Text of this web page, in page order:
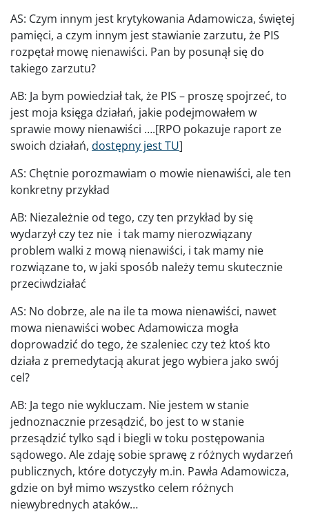
AS: Czym innym jest krytykowania Adamowicza, świętej
pamięci, a czym innym jest stawianie zarzutu, że PIS
rozpętał mowę nienawiści. Pan by posunął się do
takiego zarzutu?
AB: Ja bym powiedział tak, że PIS – proszę spojrzeć, to
jest moja księga działań, jakie podejmowałem w
sprawie mowy nienawiści ….[RPO pokazuje raport ze
swoich działań, dostępny jest TU]
AS: Chętnie porozmawiam o mowie nienawiści, ale ten
konkretny przykład
AB: Niezależnie od tego, czy ten przykład by się
wydarzył czy tez nie i tak mamy nierozwiązany
problem walki z mową nienawiści, i tak mamy nie
rozwiązane to, w jaki sposób należy temu skutecznie
przeciwdziałać
AS: No dobrze, ale na ile ta mowa nienawiści, nawet
mowa nienawiści wobec Adamowicza mogła
doprowadzić do tego, że szaleniec czy też ktoś kto
działa z premedytacją akurat jego wybiera jako swój
cel?
AB: Ja tego nie wykluczam. Nie jestem w stanie
jednoznacznie przesądzić, bo jest to w stanie
przesądzić tylko sąd i biegli w toku postępowania
sądowego. Ale zdaję sobie sprawę z różnych wydarzeń
publicznych, które dotyczyły m.in. Pawła Adamowicza,
gdzie on był mimo wszystko celem różnych
niewybrednych ataków…